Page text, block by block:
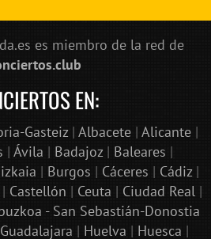
es miembro de la red de
EN:
Gasteiz| Albacete| Alicante|
| Ávila | Badajoz| Baleares |
| Burgos | Cáceres | Cádiz|
Castellón | Ceuta | Ciudad Real|
- San Sebastián-Donostia
Guadalajara | Huelva | Huesca |